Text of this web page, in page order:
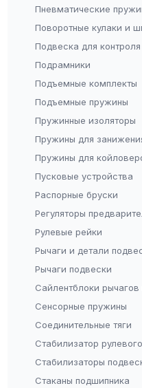
Пневматические
Поворотные кулаки и
Подвеска для
Подрамники
Подъемные комплекты
Подъемные пружины
Пружинные изоляторы
Пружины для
Пружины для
Пусковые устройства
Распорные бруски
Регуляторы
Рулевые рейки
Рычаги и детали
Рычаги подвески
Сайлентблоки рычагов
Сенсорные пружины
Соединительные тяги
Стабилизатор
Стабилизаторы
Стаканы подшипника